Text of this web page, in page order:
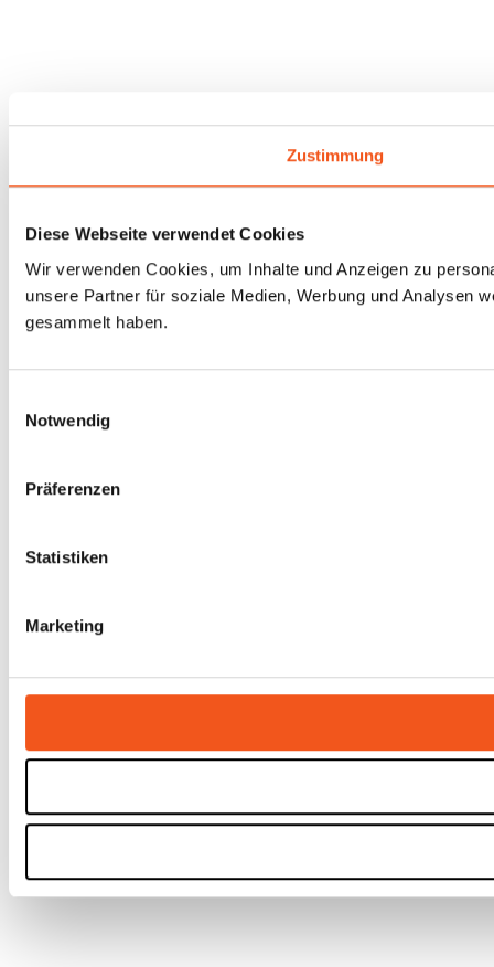
Zustimmung
Diese Webseite verwendet Cookies
Wir verwenden Cookies, um Inhalte und Anzeigen zu
unsere Partner für soziale Medien, Werbung und Analysen
gesammelt haben.
Notwendig
Präferenzen
Statistiken
Marketing